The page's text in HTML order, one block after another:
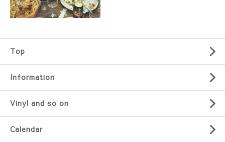
Top
Information
Vinyl and so on
Calendar